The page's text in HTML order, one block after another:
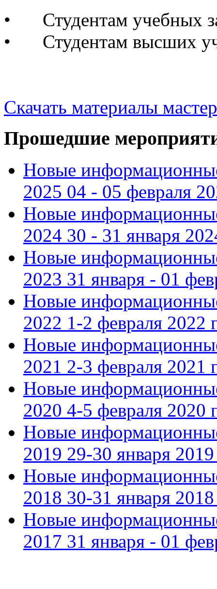
•
Студентам учебных
•
Студентам высших
Скачать материалы
Прошедшие
Новые
2025 04 - 05 февраля
Новые
2024 30 - 31 января
Новые
2023 31 января - 01
Новые
2022 1-2 февраля 2022
Новые
2021 2-3 февраля 2021
Новые
2020 4-5 февраля 2020
Новые
2019 29-30 января 2019
Новые
2018 30-31 января 2018
Новые
2017 31 января - 01